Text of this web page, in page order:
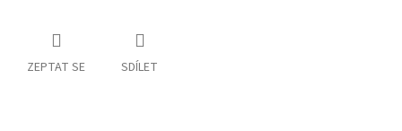
ZEPTAT SE SDÍLET